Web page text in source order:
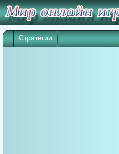
Стратегии